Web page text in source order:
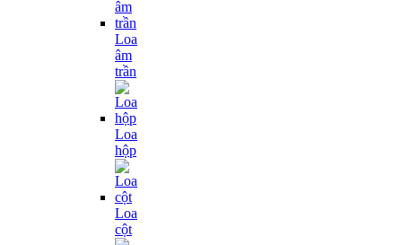
Loa
âm
trần
Loa
hộp
Loa
cột